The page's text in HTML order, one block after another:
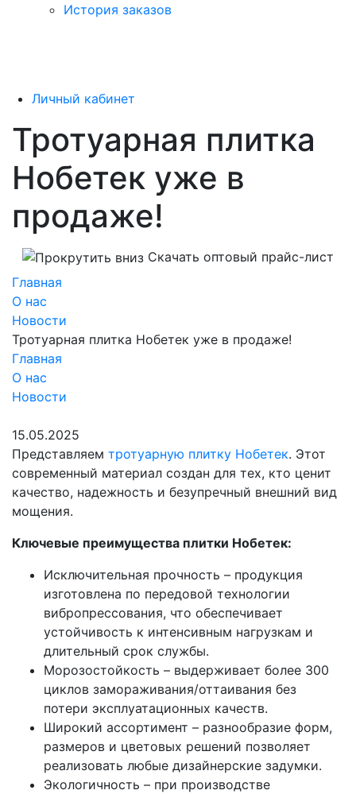
История заказов
Личный кабинет
Тротуарная плитка
Нобетек уже в
продаже!
Скачать оптовый прайс-лист
Главная
О нас
Новости
Тротуарная плитка Нобетек уже в продаже!
Главная
О нас
Новости
15.05.2025
Представляем тротуарную плитку Нобетек. Этот
современный материал создан для тех, кто ценит
качество, надежность и безупречный внешний вид
мощения.
Ключевые преимущества плитки Нобетек:
Исключительная прочность – продукция
изготовлена по передовой технологии
вибропрессования, что обеспечивает
устойчивость к интенсивным нагрузкам и
длительный срок службы.
Морозостойкость – выдерживает более 300
циклов замораживания/оттаивания без
потери эксплуатационных качеств.
Широкий ассортимент – разнообразие форм,
размеров и цветовых решений позволяет
реализовать любые дизайнерские задумки.
Экологичность – при производстве